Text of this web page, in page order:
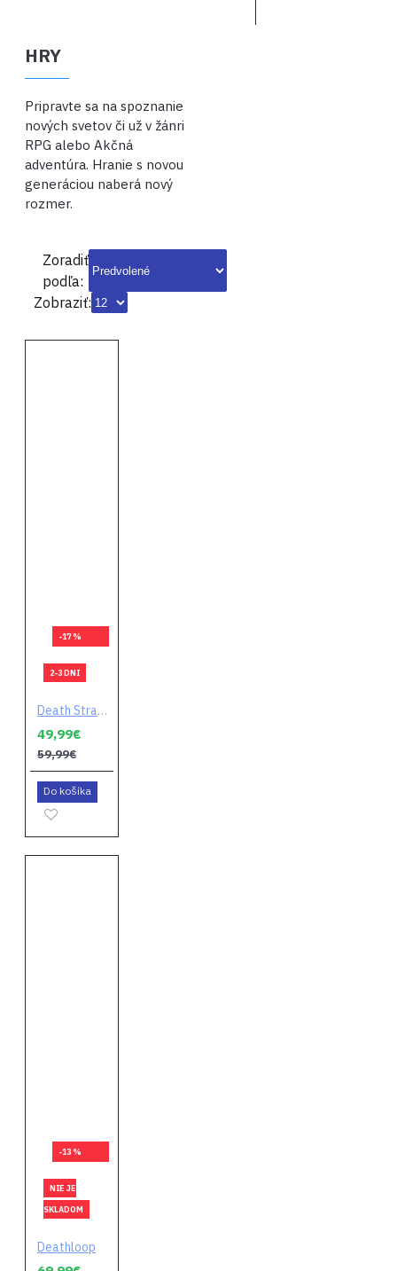
HRY
Pripravte sa na spoznanie
nových svetov či už v žánri
RPG alebo Akčná
adventúra. Hranie s novou
generáciou naberá nový
rozmer.
Zoradiť
podľa:
Zobraziť:
-17 %
2-3 DNI
Death Stranding (Director’s Cut)
49,99€
59,99€
Do košíka
-13 %
NIE JE
SKLADOM
Deathloop